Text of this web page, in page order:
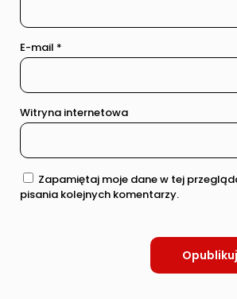
E-mail *
Witryna internetowa
Zapamiętaj moje dane w tej
pisania kolejnych komentarzy.